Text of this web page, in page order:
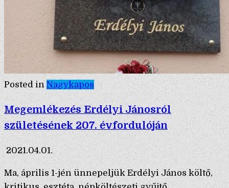
Posted inNagykapos
Megemlékezés Erdélyi Jánosról
születésének 207. évfordulóján
2021.04.01.
Ma, április 1-jén ünnepeljük Erdélyi János költő,